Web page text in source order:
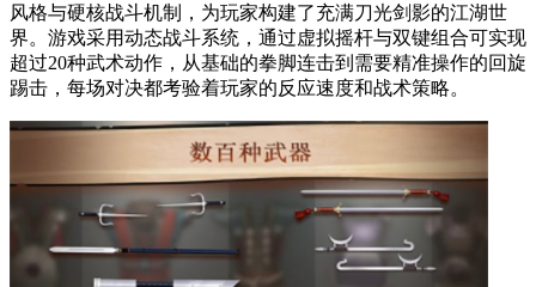
风格与硬核战斗机制，为玩家构建了充满刀光剑影的江湖世
界。游戏采用动态战斗系统，通过虚拟摇杆与双键组合可实现
超过20种武术动作，从基础的拳脚连击到需要精准操作的回旋
踢击，每场对决都考验着玩家的反应速度和战术策略。